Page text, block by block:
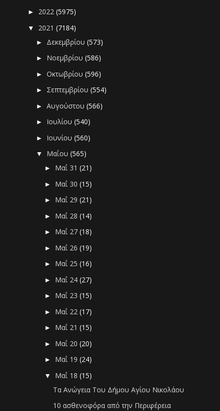
► 2022(5975)
▼ 2021(7184)
► Δεκεμβρίου(573)
► Νοεμβρίου(586)
►Οκτωβρίου(596)
► Σεπτεμβρίου(554)
►Αυγούστου(566)
► Ιουλίου(540)
► Ιουνίου(560)
▼ Μαΐου(565)
► Μαΐ 31(21)
► Μαΐ 30(15)
► Μαΐ 29(21)
► Μαΐ 28(14)
► Μαΐ 27(18)
► Μαΐ 26(19)
► Μαΐ 25(16)
► Μαΐ 24(27)
► Μαΐ 23(15)
► Μαΐ 22(17)
► Μαΐ 21(15)
► Μαΐ 20(20)
► Μαΐ 19(24)
▼ Μαΐ 18(15)
Τα Ανώγεια Του Δήμου Αγίου Νικολάου
10 ασθενοφόρα από την Περιφέρεια